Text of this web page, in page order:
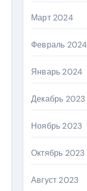
Март 2024
Февраль 2024
Январь 2024
Декабрь 2023
Ноябрь 2023
Октябрь 2023
Август 2023